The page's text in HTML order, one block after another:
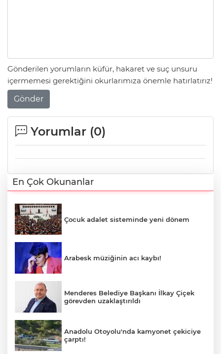
Gönderilen yorumların küfür, hakaret ve suç unsuru
içermemesi gerektiğini okurlarımıza önemle hatırlatırız!
Gönder
Yorumlar (0)
En Çok Okunanlar
Çocuk adalet sisteminde yeni dönem
Arabesk müziğinin acı kaybı!
Menderes Belediye Başkanı İlkay Çiçek
görevden uzaklaştırıldı
Anadolu Otoyolu'nda kamyonet çekiciye
çarptı!